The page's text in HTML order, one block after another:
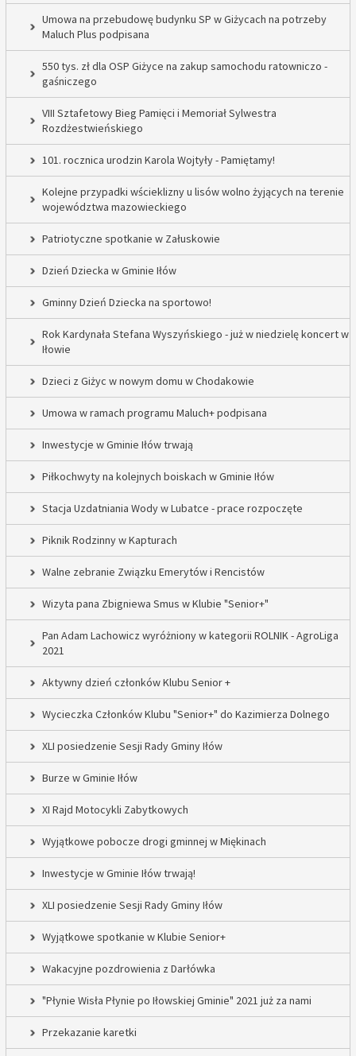
Umowa na przebudowę budynku SP w Giżycach na potrzeby
Maluch Plus podpisana
550 tys. zł dla OSP Giżyce na zakup samochodu ratowniczo -
gaśniczego
VIII Sztafetowy Bieg Pamięci i Memoriał Sylwestra
Rozdżestwieńskiego
101. rocznica urodzin Karola Wojtyły - Pamiętamy!
Kolejne przypadki wścieklizny u lisów wolno żyjących na terenie
województwa mazowieckiego
Patriotyczne spotkanie w Załuskowie
Dzień Dziecka w Gminie Iłów
Gminny Dzień Dziecka na sportowo!
Rok Kardynała Stefana Wyszyńskiego - już w niedzielę koncert w
Iłowie
Dzieci z Giżyc w nowym domu w Chodakowie
Umowa w ramach programu Maluch+ podpisana
Inwestycje w Gminie Iłów trwają
Piłkochwyty na kolejnych boiskach w Gminie Iłów
Stacja Uzdatniania Wody w Lubatce - prace rozpoczęte
Piknik Rodzinny w Kapturach
Walne zebranie Związku Emerytów i Rencistów
Wizyta pana Zbigniewa Smus w Klubie "Senior+"
Pan Adam Lachowicz wyróżniony w kategorii ROLNIK - AgroLiga
2021
Aktywny dzień członków Klubu Senior +
Wycieczka Członków Klubu "Senior+" do Kazimierza Dolnego
XLI posiedzenie Sesji Rady Gminy Iłów
Burze w Gminie Iłów
XI Rajd Motocykli Zabytkowych
Wyjątkowe pobocze drogi gminnej w Miękinach
Inwestycje w Gminie Iłów trwają!
XLI posiedzenie Sesji Rady Gminy Iłów
Wyjątkowe spotkanie w Klubie Senior+
Wakacyjne pozdrowienia z Darłówka
"Płynie Wisła Płynie po Iłowskiej Gminie" 2021 już za nami
Przekazanie karetki